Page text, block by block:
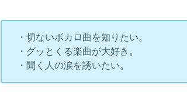
・切ないボカロ曲を知りたい。
・グッとくる楽曲が大好き。
・聞く人の涙を誘いたい。